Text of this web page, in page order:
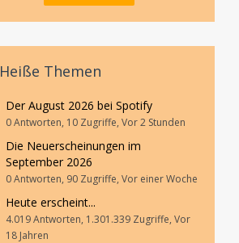
Heiße Themen
Der August 2026 bei Spotify
0 Antworten, 10 Zugriffe, Vor 2 Stunden
Die Neuerscheinungen im
September 2026
0 Antworten, 90 Zugriffe, Vor einer Woche
Heute erscheint...
4.019 Antworten, 1.301.339 Zugriffe, Vor
18 Jahren